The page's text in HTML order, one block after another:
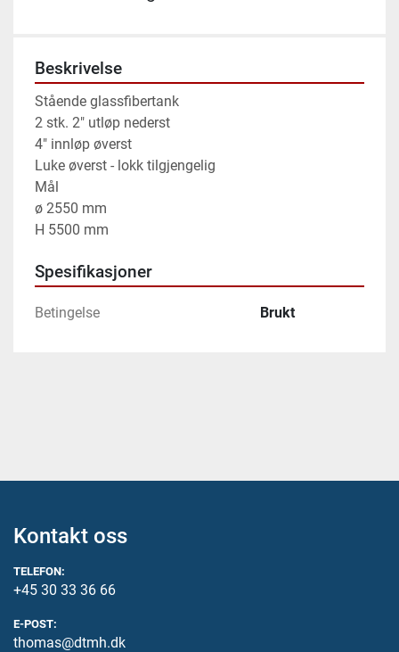
Beskrivelse
Stående glassfibertank
2 stk. 2" utløp nederst
4" innløp øverst
Luke øverst - lokk tilgjengelig
Mål
ø 2550 mm
H 5500 mm
Spesifikasjoner
Betingelse Brukt
Kontakt oss
TELEFON:
+45 30 33 36 66
E-POST:
thomas@dtmh.dk